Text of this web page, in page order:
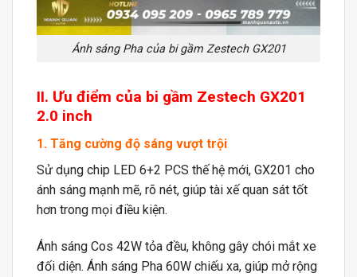
Ánh sáng Pha của bi gầm Zestech GX201
II. Ưu điểm của bi gầm Zestech GX201
2.0 inch
1. Tăng cường độ sáng vượt trội
Sử dụng chip LED 6+2 PCS thế hệ mới, GX201 cho
ánh sáng mạnh mẽ, rõ nét, giúp tài xế quan sát tốt
hơn trong mọi điều kiện.
Ánh sáng Cos 42W tỏa đều, không gây chói mắt xe
đối diện. Ánh sáng Pha 60W chiếu xa, giúp mở rộng